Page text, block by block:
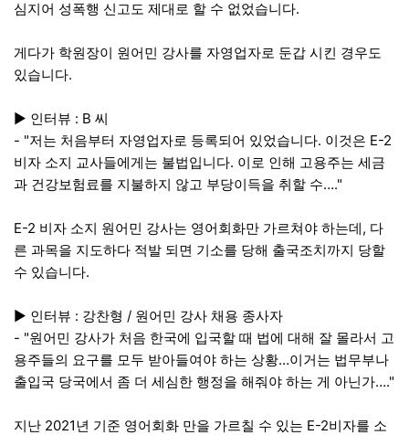
심지어 성폭행 신고도 제대로 할 수 없었습니다.
게다가 학원장이 원어민 강사를 자영업자로 둔갑 시킨 경우도
있습니다.
▶ 인터뷰 : B 씨
- "저는 처음부터 자영업자로 등록되어 있었습니다. 이것은 E-2
비자 소지 교사들에게는 불법입니다. 이로 인해 고용주는 세금
과 건강보험료를 지불하지 않고 부당이득을 취할 수…."
E-2 비자 소지 원어민 강사는 영어회화만 가르쳐야 하는데, 다
른 과목을 지도하다 적발 되면 기소를 당해 출국조치까지 당할
수 있습니다.
▶ 인터뷰 : 강찬형 / 원어민 강사 채용 종사자
- "원어민 강사가 처음 한국에 입국할 때 법에 대해 잘 몰라서 고
용주들의 요구를 모두 받아들여야 하는 상황…이거는 법무부나
출입국 당국에서 좀 더 세심한 행정을 해줘야 하는 게 아닌가…."
지난 2021년 기준 영어회화 만을 가르칠 수 있는 E-2비자를 소